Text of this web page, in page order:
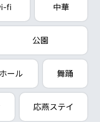
fi 中華
公園
ール 舞踊
応燕ステイ